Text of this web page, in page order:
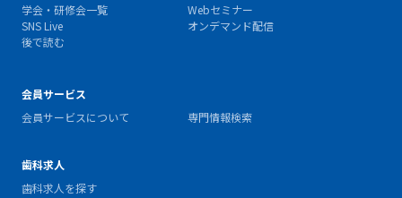
学会・研修会一覧
Webセミナー
SNS Live
オンデマンド配信
後で読む
会員サービス
会員サービスについて
専門情報検索
歯科求人
歯科求人を探す